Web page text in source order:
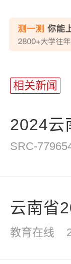
相关新闻
2024云
SRC-
云南省
教育在线